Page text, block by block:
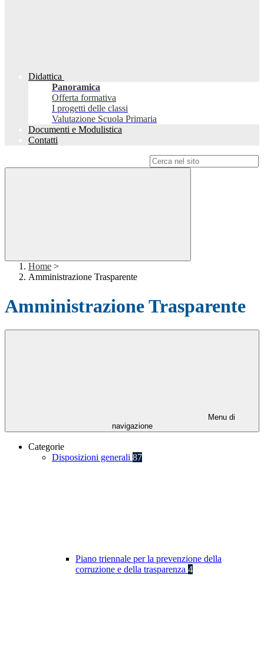
Didattica
Panoramica
Offerta formativa
I progetti delle classi
Valutazione Scuola Primaria
Documenti e Modulistica
Contatti
Home >
Amministrazione Trasparente
Amministrazione Trasparente
Menu di
navigazione
Categorie
Disposizioni generali 87
Piano triennale per la prevenzione della
corruzione e della trasparenza 4